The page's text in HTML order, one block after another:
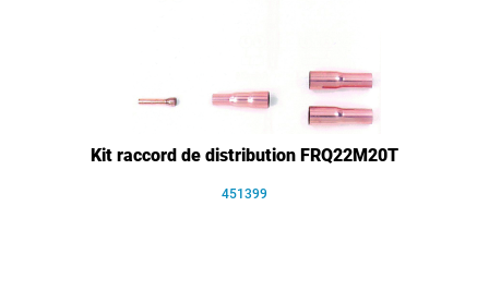
Kit raccord de distribution FRQ22M20T
451399